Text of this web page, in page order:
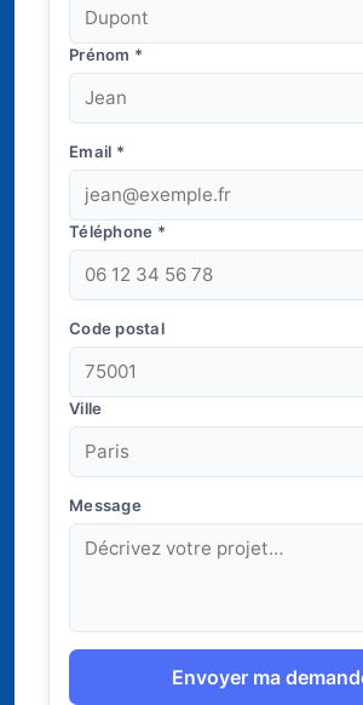
Prénom *
Email *
Téléphone *
Code postal
Ville
Message
Envoyer ma